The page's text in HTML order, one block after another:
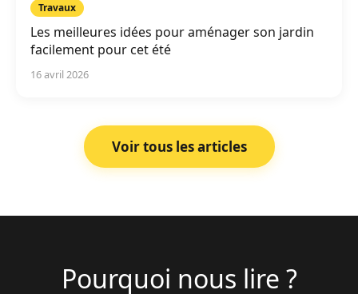
Travaux
Les meilleures idées pour aménager son jardin
facilement pour cet été
16 avril 2026
Voir tous les articles
Pourquoi nous lire ?